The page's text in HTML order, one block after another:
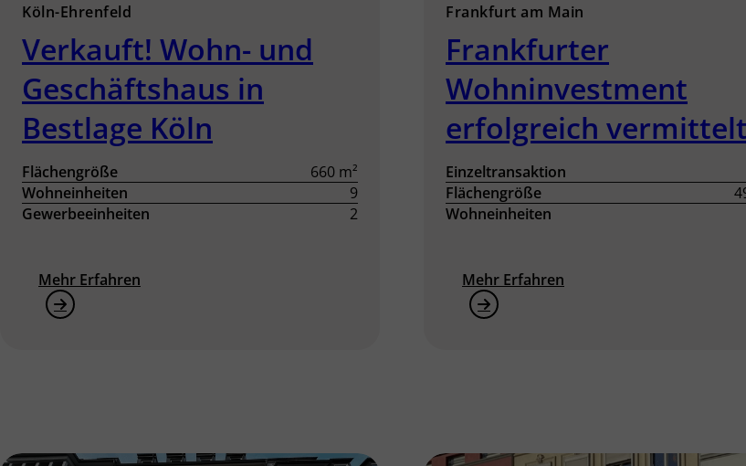
Köln-Ehrenfeld
Verkauft! Wohn- und
Geschäftshaus in
Bestlage Köln
Flächengröße
660 m²
Wohneinheiten
9
Gewerbeeinheiten
2
Mehr Erfahren
Frankfurt am Main
Frankfurter
Wohninvestment
erfolgreich vermittelt
Einzeltransaktion
Flächengröße
Wohneinheiten
Mehr Erfahren